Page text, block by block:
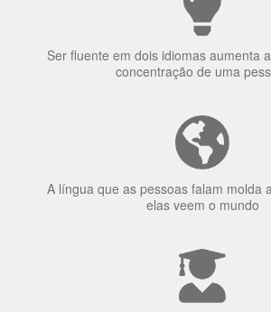
Ser fluente em dois idiomas aumenta
concentração de uma
A língua que as pessoas falam molda
elas veem o mundo